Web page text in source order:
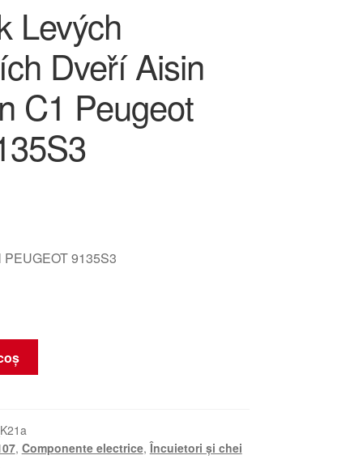
Levých
Dveří Aisin
C1 Peugeot
9135S3
, Componente electrice,Încuietori și chei